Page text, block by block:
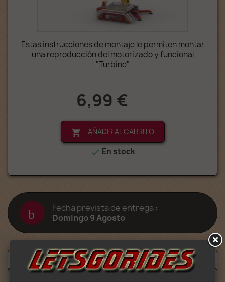
Estas instrucciones de montaje le permiten montar
una reproducción del motorizado y funcional
"Turbine"
6,99 €
 AÑADIR AL CARRITO
 En stock
Fecha prevista de entrega :
Domingo 9 Agosto
Descripción